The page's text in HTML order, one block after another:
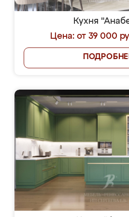
Кухня
Цена: от 39 000